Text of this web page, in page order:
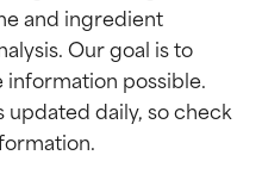
and ingredient
Our goal is to
possible.
daily, so check